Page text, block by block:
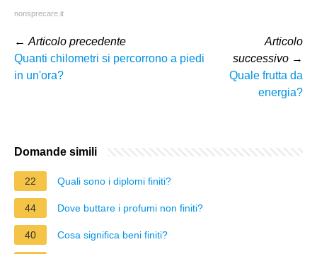
nonsprecare.it
← Articolo precedente
Quanti chilometri si percorrono a piedi
in un'ora?
Articolo
successivo →
Quale frutta da
energia?
Domande simili
22 Quali sono i diplomi finiti?
44 Dove buttare i profumi non finiti?
40 Cosa significa beni finiti?